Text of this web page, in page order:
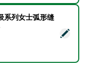
节奏升级系列女士
系列女士弧形缝